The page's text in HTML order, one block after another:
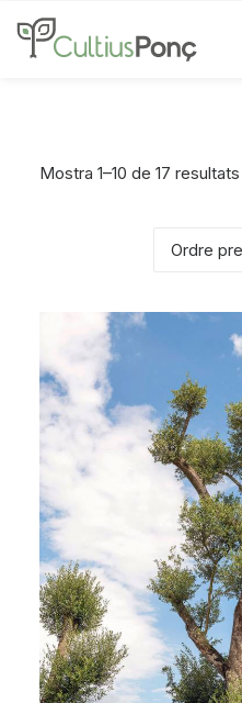
Mostra 1–10 de 17 resultats